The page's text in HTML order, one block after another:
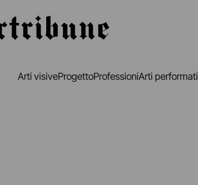
Arti visiveProgettoProfessioniArti